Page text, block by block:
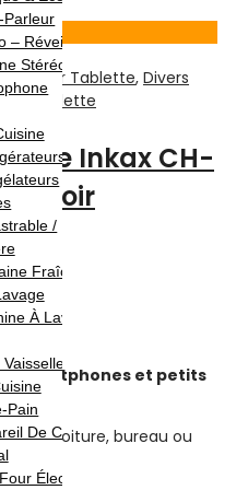
Pour Tablette, Divers
& Tablette
Inkax CH-
– Noir
57
smartphones et petits
pour voiture, bureau ou
Parleur
– Réveil
Stéréo
/
Fraîche
À Laver / Sèche
Pain
De Cuisson /
Électrique /